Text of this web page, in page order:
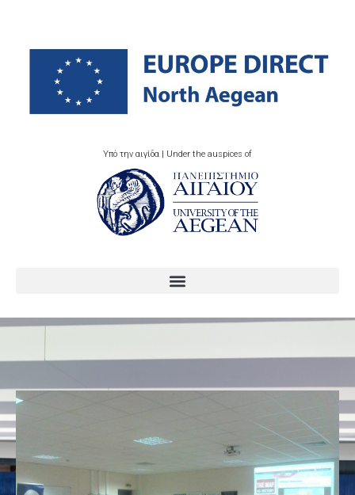
Υπό την αιγίδα | Under the auspices of